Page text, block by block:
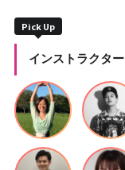
Pick Up
インストラクター